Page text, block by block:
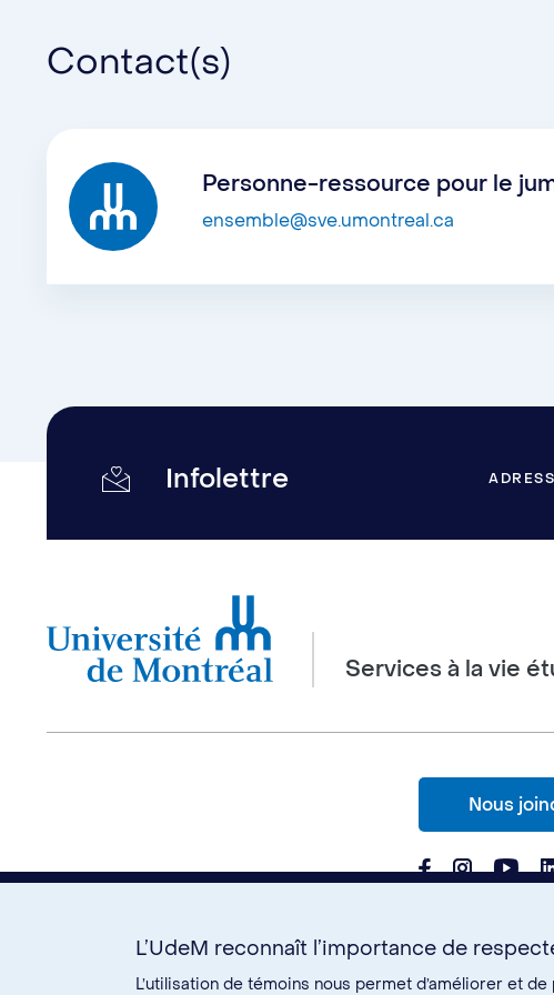
Promouvoir l’inclusion et le vivre-ensemble :
rapprocher de la communauté d’accueil.
intégrées à l’UdeM et au Québec en général.
travail.
Contact(s)
Personne-ressource pour le
ensemble@sve.umontreal.ca
Infolettre
Services à la vie
Nous
L’UdeM reconnaît l’importance de
L’utilisation de témoins nous permet d’améliorer et